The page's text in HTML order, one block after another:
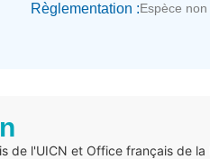
Règlementation :Espèce non
de l'UICN et Office français de